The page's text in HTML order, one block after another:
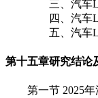
三、汽车LCD
四、汽车LCD
五、汽车LCD
第十五章研究结论
第一节 2025年